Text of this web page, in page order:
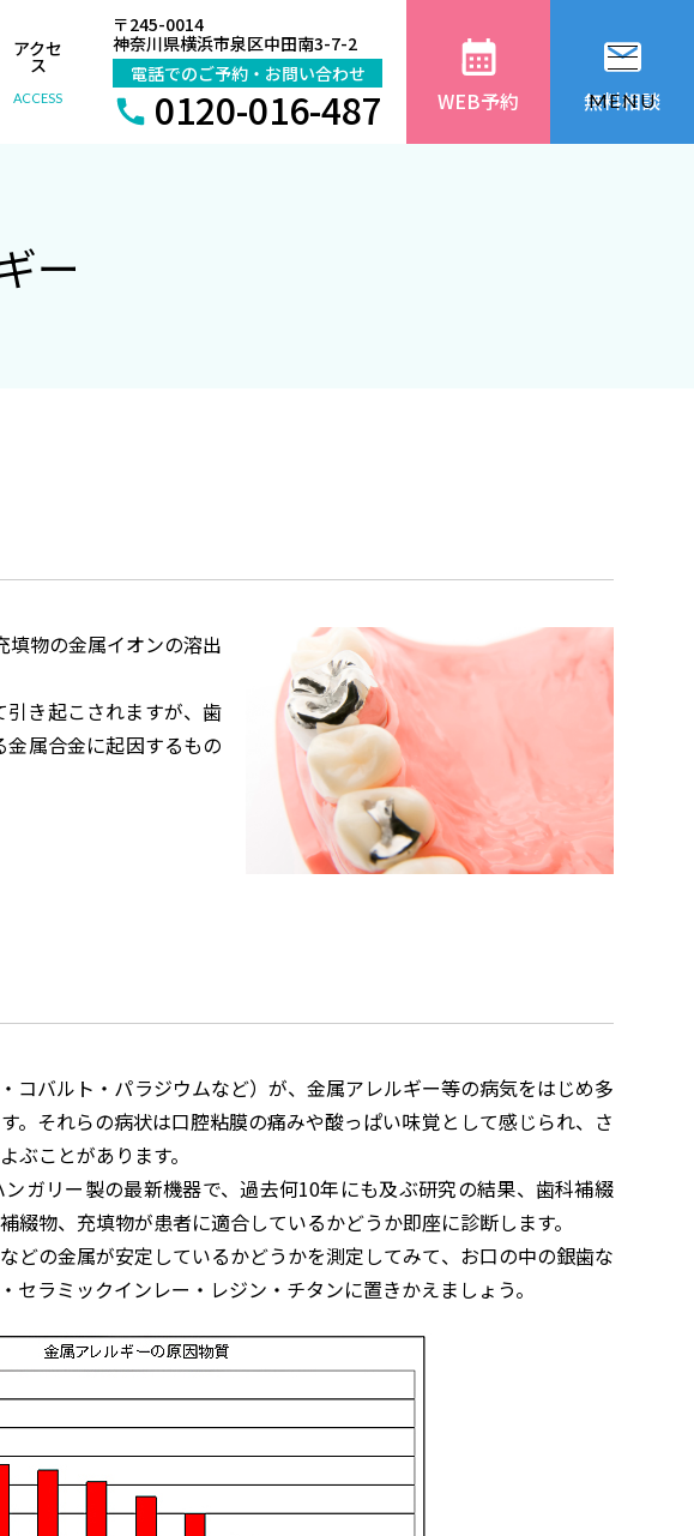
アクセ
ス
ACCESS
〒245-0014
神奈川県横浜市泉区中田南3-7-2
電話でのご予約・お問い合わせ
0120-016-487 WEB予約 無料相談
MENU
ー
填物の金属イオンの溶出
き起こされますが、歯
属合金に起因するもの
コバルト・パラジウムなど）が、金属アレルギー等の病気をはじめ多
。それらの病状は口腔粘膜の痛みや酸っぱい味覚として感じられ、さ
ぶことがあります。
ガリー製の最新機器で、過去何10年にも及ぶ研究の結果、歯科補綴
綴物、充填物が患者に適合しているかどうか即座に診断します。
どの金属が安定しているかどうかを測定してみて、お口の中の銀歯な
セラミックインレー・レジン・チタンに置きかえましょう。